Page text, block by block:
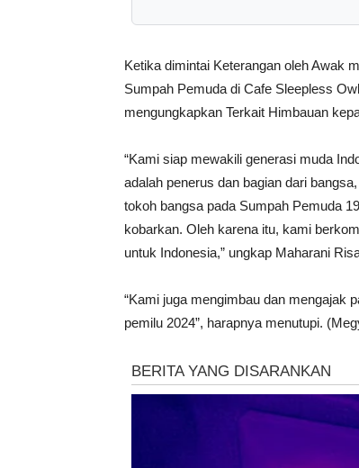
Ketika dimintai Keterangan oleh Awak
Sumpah Pemuda di Cafe Sleepless
mengungkapkan Terkait Himbauan
“Kami siap mewakili generasi muda
adalah penerus dan bagian dari
tokoh bangsa pada Sumpah Pemuda
kobarkan. Oleh karena itu, kami
untuk Indonesia,” ungkap Maharani
“Kami juga mengimbau dan mengajak
pemilu 2024”, harapnya menutupi.